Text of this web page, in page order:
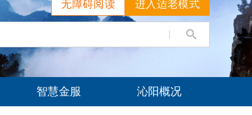
进入适老模式
无障碍阅读
智慧金服 沁阳概况